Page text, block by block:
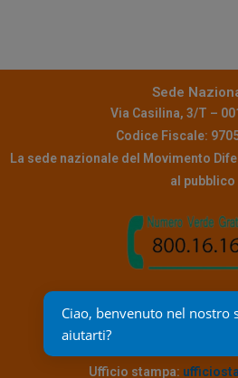
Sede
Via Casilina, 3/T –
Codice Fiscale:
La sede nazionale del Movimento
al pubblico
Contatti
Ufficio stampa:
Ciao, benvenuto nel nostro
aiutarti?